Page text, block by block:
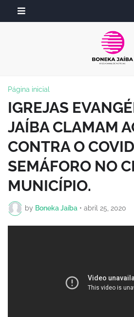
Página inicial
IGREJAS
JAÍBA CLAMAM
CONTRA O
SEMÁFORO NO
MUNICÍPIO.
by Boneka Jaíba • abril 25, 2020